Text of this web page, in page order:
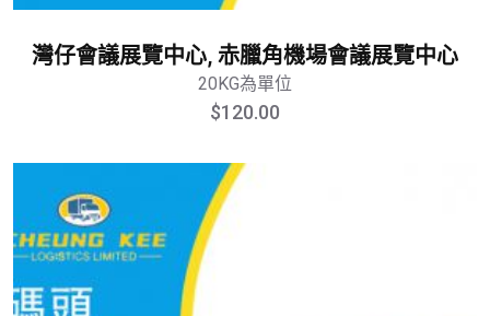
灣仔會議展覽中心, 赤臘角機場會議展覽中心
20KG為單位
$120.00